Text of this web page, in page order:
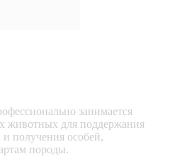
занимается
животных для поддержания
получения особей,
породы.